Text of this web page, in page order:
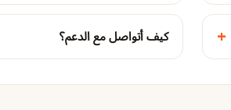
+ كيف أتواصل مع الدعم؟